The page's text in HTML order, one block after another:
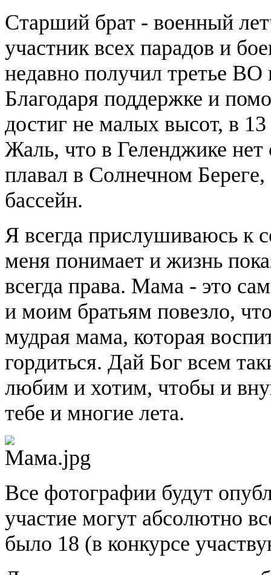
Старший брат - военный
участник всех парадов и
недавно получил третье ВО
Благодаря поддержке и
достиг не малых высот, в
Жаль, что в Геленджике нет
плавал в Солнечном
бассейн.
Я всегда прислушиваюсь к
меня понимает и жизнь
всегда права. Мама - это
и моим братьям повезло,
мудрая мама, которая
гордиться. Дай Бог всем
любим и хотим, чтобы и
тебе и многие лета.
Все фотографии будут
участие могут абсолютно
было 18 (в конкурсе